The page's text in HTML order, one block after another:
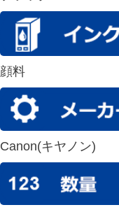
顔料
Canon(キヤノン)